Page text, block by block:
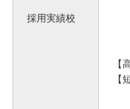
採用実績校
【
【